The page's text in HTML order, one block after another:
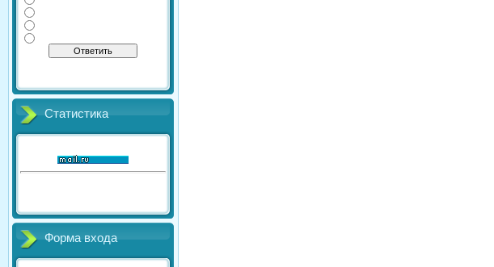
Статистика
Форма входа